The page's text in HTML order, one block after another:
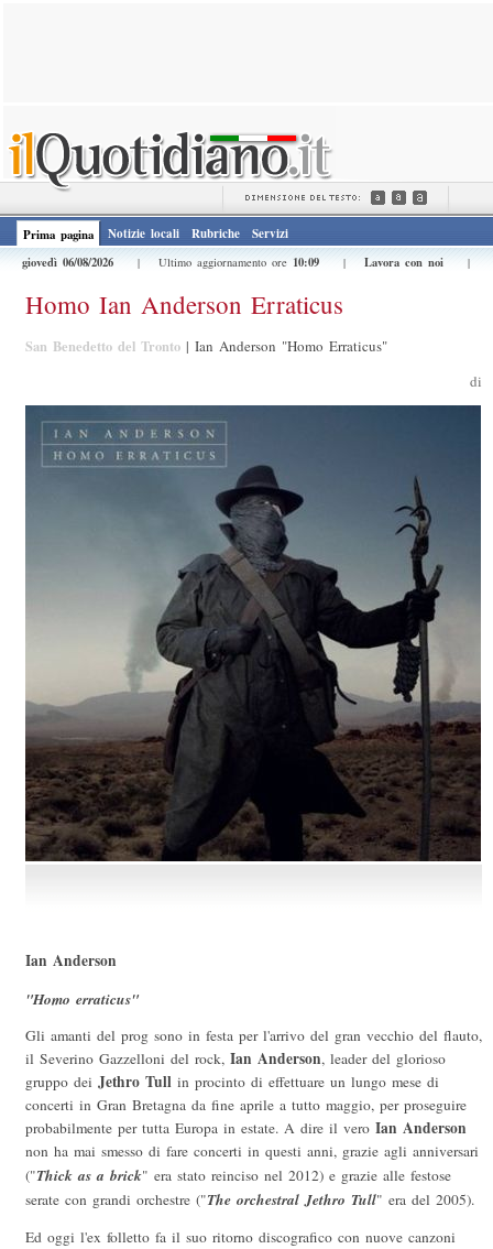
Prima pagina Notizie locali Rubriche
Servizi
giovedì 06/08/2026
| Ultimo aggiornamento ore 10:09 | Lavora con noi |
Homo Ian Anderson Erraticus
San Benedetto del Tronto | Ian Anderson "Homo Erraticus"
di
Ian Anderson
"Homo erraticus"
Gli amanti del prog sono in festa per l'arrivo del gran vecchio del flauto,
il Severino Gazzelloni del rock, Ian Anderson, leader del glorioso
gruppo dei Jethro Tull in procinto di effettuare un lungo mese di
concerti in Gran Bretagna da fine aprile a tutto maggio, per proseguire
probabilmente per tutta Europa in estate. A dire il vero Ian Anderson
non ha mai smesso di fare concerti in questi anni, grazie agli anniversari
("Thick as a brick" era stato reinciso nel 2012) e grazie alle festose
serate con grandi orchestre ("The orchestral Jethro Tull" era del 2005).
Ed oggi l'ex folletto fa il suo ritorno discografico con nuove canzoni